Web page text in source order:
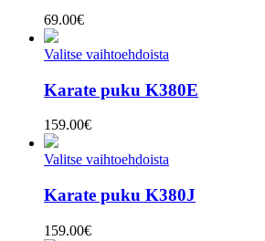
69.00€
Valitse vaihtoehdoista
Karate puku K380E
159.00€
Valitse vaihtoehdoista
Karate puku K380J
159.00€